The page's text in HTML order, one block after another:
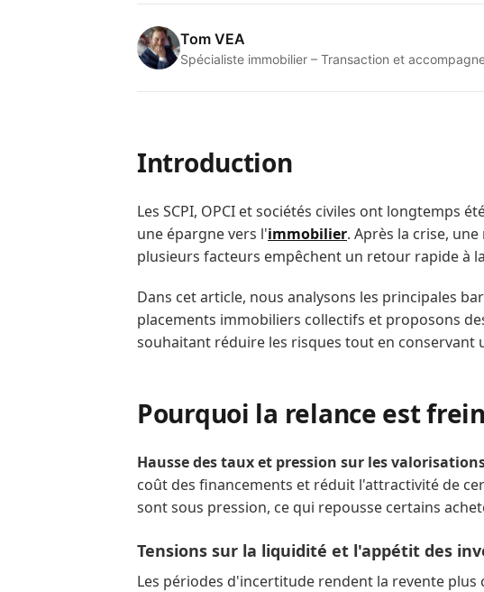
Tom VEA
Spécialiste immobilier – Transaction et
Introduction
Les SCPI, OPCI et sociétés civiles ont longtemps
une épargne vers l'immobilier. Après la crise,
plusieurs facteurs empêchent un retour rapide à
Dans cet article, nous analysons les principales
placements immobiliers collectifs et proposons
souhaitant réduire les risques tout en conservant
Pourquoi la relance est
Hausse des taux et pression sur les
coût des financements et réduit l'attractivité de
sont sous pression, ce qui repousse certains
Tensions sur la liquidité et l'appétit des
Les périodes d'incertitude rendent la revente plus